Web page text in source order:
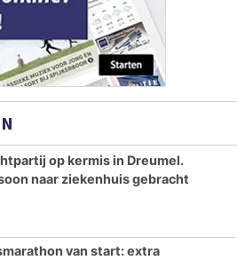
op kermis in Dreumel.
naar ziekenhuis gebracht
van start: extra